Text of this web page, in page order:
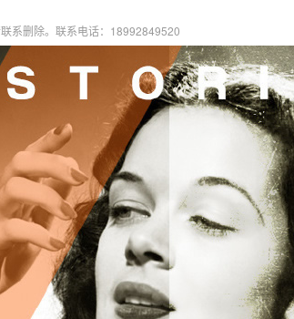
系删除。联系电话：18992849520